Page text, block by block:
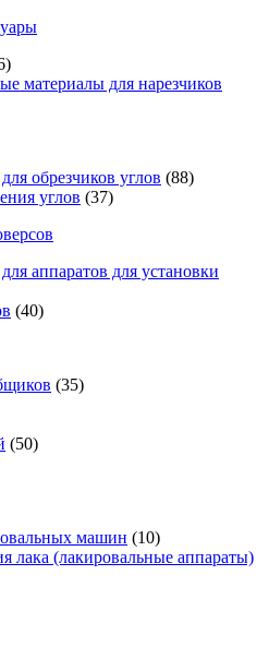
материалы для нарезчиков
обрезчиков углов (88)
углов (37)
аппаратов для установки
(40)
(35)
(50)
машин (10)
лака (лакировальные аппараты)